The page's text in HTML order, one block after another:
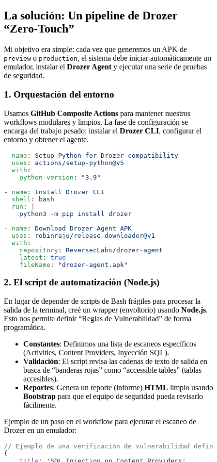
La solución: Un pipeline de Drozer
“Zero-Touch”
Mi objetivo era simple: cada vez que generemos un APK de
preview o production, el sistema debe iniciar automáticamente un
emulador, instalar el Drozer Agent y ejecutar una serie de pruebas
de seguridad.
1. Orquestación del entorno
Usamos GitHub Composite Actions para mantener nuestros
workflows modulares y limpios. La fase de configuración se
encarga del trabajo pesado: instalar el Drozer CLI, configurar el
entorno y obtener el agente.
- name : Setup Python for Drozer compatibility
  uses
: actions/setup-python@v5
  with
:
    python-version
:
"3.9"
- name : Install Drozer CLI
  shell
:
bash
  run
:
    python3 -m pip install drozer
- name : Download Drozer Agent APK
  uses
:
robinraju/release-downloader@v1
  with
:
    repository
: ReversecLabs/drozer-agent
    latest
: true
    fileName
: "drozer-agent.apk"
2. El script de automatización (Node.js)
En lugar de depender de scripts de Bash frágiles para procesar la
salida de la terminal, creé un wrapper (envoltorio) usando Node.js.
Esto nos permite definir “Reglas de Vulnerabilidad” de forma
programática.
Constantes: Definimos una lista de escaneos específicos
(Activities, Content Providers, Inyección SQL).
Validación: El script revisa las cadenas de texto de salida en
busca de “banderas rojas” como “accessible tables” (tablas
accesibles).
Reportes: Genera un reporte (informe) HTML limpio usando
Bootstrap para que el equipo de seguridad pueda revisarlo
fácilmente.
Ejemplo de un paso en el workflow para ejecutar el escaneo de
Drozer en un emulador:
// Ejemplo de una verificación de vulnerabilidad
{